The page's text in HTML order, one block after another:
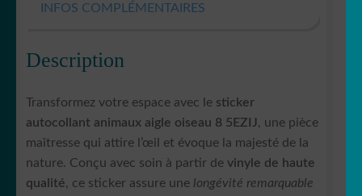
INFOS COMPLÉMENTAIRES
Description
Transformez votre espace avec le sticker
autocollant animaux aigle oiseau 8 5EZIJ, une pièce
maîtresse qui attire l’œil et évoque la majesté de la
nature. Conçu avec soin à partir de vinyle de haute
qualité, ce sticker assure une longévité remarquable